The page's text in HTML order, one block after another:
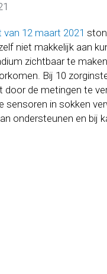
van 12 maart 2021
niet makkelijk aan
zichtbaar te
Bij 10
de metingen te
sensoren in sokken
ondersteunen en bij